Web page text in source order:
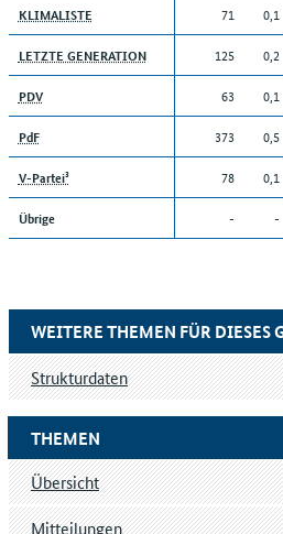
KLIMALISTE 71 0,1
LETZTE GENERATION 125 0,2
PDV 63 0,1
PdF 373 0,5
V-Partei³ 78 0,1
Übrige - -
THEMEN
Übersicht
Mitteilungen
WEITERE THEMEN FÜR DIESES
Strukturdaten